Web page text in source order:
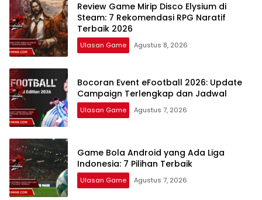
Review Game Mirip Disco Elysium di
Steam: 7 Rekomendasi RPG Naratif
Terbaik 2026
Ulasan Game Agustus 8, 2026
Bocoran Event eFootball 2026: Update
Campaign Terlengkap dan Jadwal
Ulasan Game Agustus 7, 2026
Game Bola Android yang Ada Liga
Indonesia: 7 Pilihan Terbaik
Ulasan Game Agustus 7, 2026